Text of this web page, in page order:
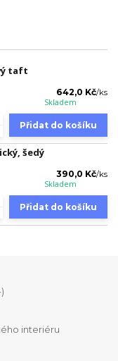
taft
642,0 Kč/ks
Skladem
Přidat do košíku
šedý
390,0 Kč/ks
Skladem
Přidat do košíku
interiéru